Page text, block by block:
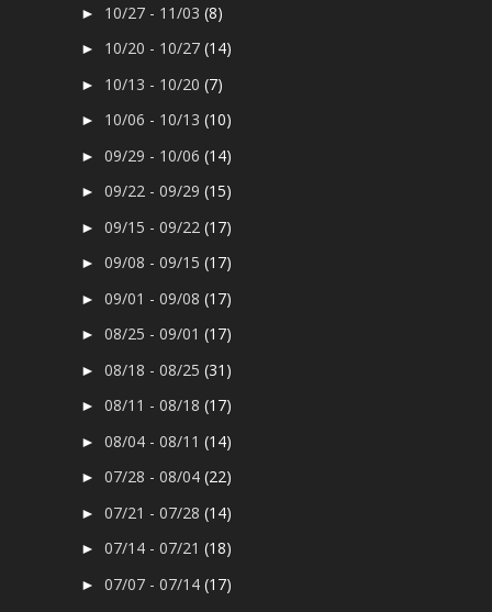
► 10/27 - 11/03(8)
► 10/20 - 10/27(14)
► 10/13 - 10/20(7)
► 10/06 - 10/13(10)
►09/29 - 10/06(14)
►09/22 - 09/29(15)
►09/15 - 09/22(17)
►09/08 - 09/15(17)
►09/01 - 09/08(17)
►08/25 - 09/01(17)
►08/18 - 08/25(31)
►08/11 - 08/18(17)
►08/04 - 08/11(14)
►07/28 - 08/04(22)
►07/21 - 07/28(14)
►07/14 - 07/21(18)
►07/07 - 07/14(17)